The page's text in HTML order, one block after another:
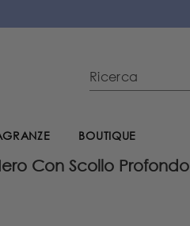
BOUTIQUE
Con Scollo Profondo